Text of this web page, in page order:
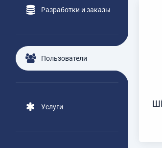
Разработки и заказы
Пользователи
Услуги